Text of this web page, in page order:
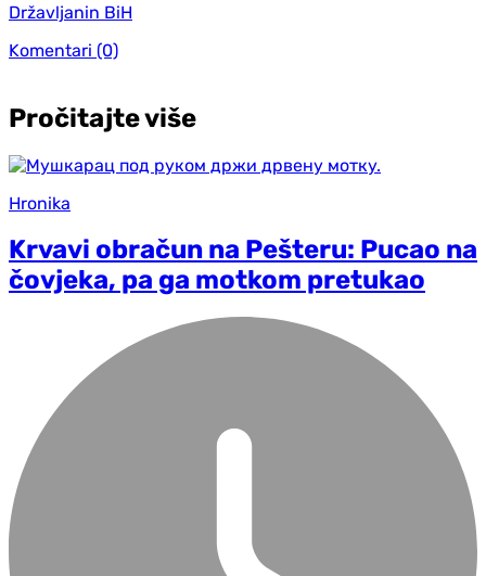
Državljanin BiH
Komentari (0)
Pročitajte više
Hronika
Krvavi obračun na Pešteru: Pucao na
čovjeka, pa ga motkom pretukao